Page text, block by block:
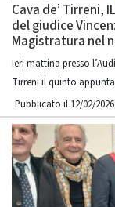
Cava de’ Tirreni,
del giudice
Magistratura nel
Ieri mattina presso
Tirreni il quinto
Pubblicato il 12/02/2026